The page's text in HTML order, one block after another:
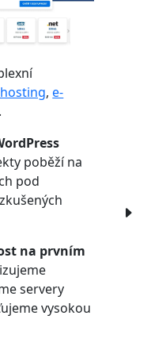
,e-
poběží na
pod
na prvním
servery
vysokou